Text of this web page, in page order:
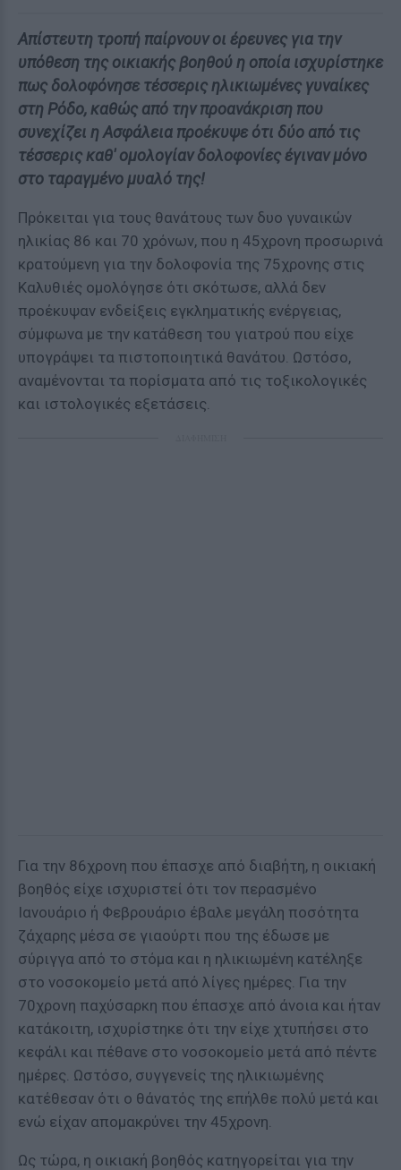
Απίστευτη τροπή παίρνουν οι έρευνες για την
υπόθεση της οικιακής βοηθού η οποία ισχυρίστηκε
πως δολοφόνησε τέσσερις ηλικιωμένες γυναίκες
στη Ρόδο, καθώς από την προανάκριση που
συνεχίζει η Ασφάλεια προέκυψε ότι δύο από τις
τέσσερις καθ' ομολογίαν δολοφονίες έγιναν μόνο
στο ταραγμένο μυαλό της!
Πρόκειται για τους θανάτους των δυο γυναικών
ηλικίας 86 και 70 χρόνων, που η 45χρονη προσωρινά
κρατούμενη για την δολοφονία της 75χρονης στις
Καλυθιές ομολόγησε ότι σκότωσε, αλλά δεν
προέκυψαν ενδείξεις εγκληματικής ενέργειας,
σύμφωνα με την κατάθεση του γιατρού που είχε
υπογράψει τα πιστοποιητικά θανάτου. Ωστόσο,
αναμένονται τα πορίσματα από τις τοξικολογικές
και ιστολογικές εξετάσεις.
Για την 86χρονη που έπασχε από διαβήτη, η οικιακή
βοηθός είχε ισχυριστεί ότι τον περασμένο
Ιανουάριο ή Φεβρουάριο έβαλε μεγάλη ποσότητα
ζάχαρης μέσα σε γιαούρτι που της έδωσε με
σύριγγα από το στόμα και η ηλικιωμένη κατέληξε
στο νοσοκομείο μετά από λίγες ημέρες. Για την
70χρονη παχύσαρκη που έπασχε από άνοια και ήταν
κατάκοιτη, ισχυρίστηκε ότι την είχε χτυπήσει στο
κεφάλι και πέθανε στο νοσοκομείο μετά από πέντε
ημέρες. Ωστόσο, συγγενείς της ηλικιωμένης
κατέθεσαν ότι ο θάνατός της επήλθε πολύ μετά και
ενώ είχαν απομακρύνει την 45χρονη.
Ως τώρα, η οικιακή βοηθός κατηγορείται για την